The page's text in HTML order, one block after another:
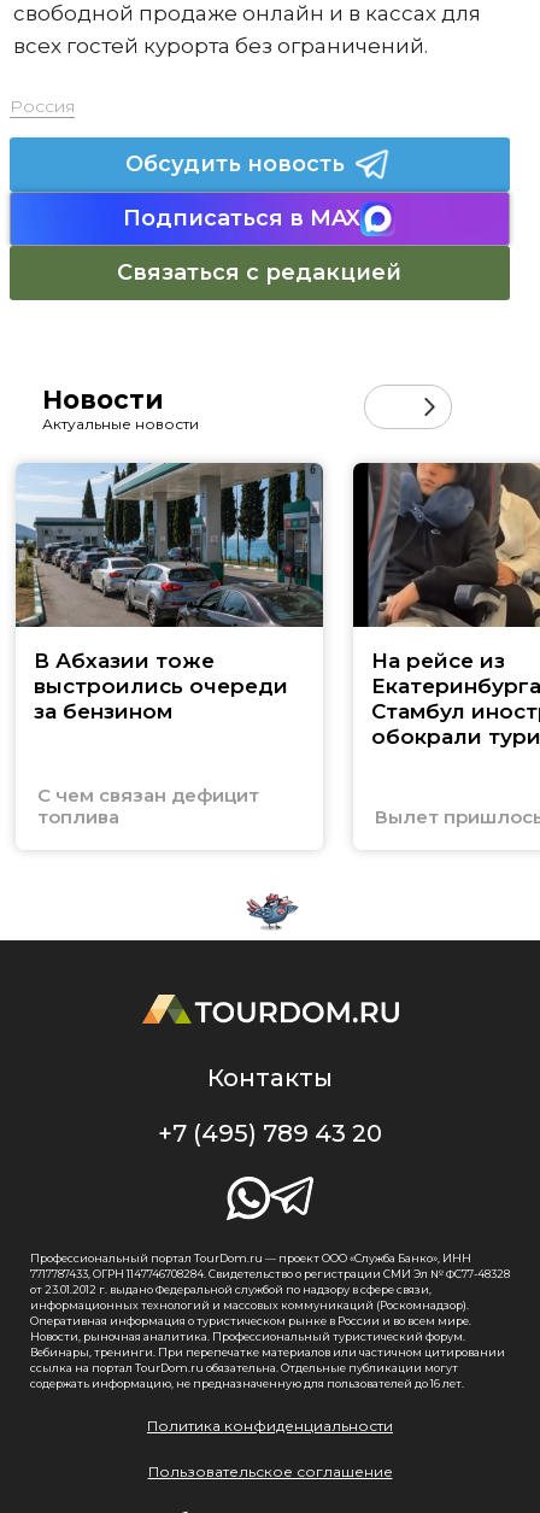
свободной продаже онлайн и в кассах для
всех гостей курорта без ограничений.
Россия
Обсудить новость
Подписаться в MAX
Связаться с редакцией
Новости
Актуальные новости
В Абхазии тоже
выстроились очереди
за бензином
С чем связан дефицит
топлива
На рейсе из
Стамбул
обокрали
Вылет
Контакты
+7 (495) 789 43 20
Профессиональный портал TourDom.ru — проект ООО «Служба Банко», ИНН
7717787433, ОГРН 1147746708284. Свидетельство о регистрации СМИ Эл № ФС77-48328
от 23.01.2012 г. выдано Федеральной службой по надзору в сфере связи,
информационных технологий и массовых коммуникаций (Роскомнадзор).
Оперативная информация о туристическом рынке в России и во всем мире.
Новости, рыночная аналитика. Профессиональный туристический форум.
Вебинары, тренинги. При перепечатке материалов или частичном цитировании
ссылка на портал TourDom.ru обязательна. Отдельные публикации могут
содержать информацию, не предназначенную для пользователей до 16 лет.
Политика конфиденциальности
Пользовательское соглашение